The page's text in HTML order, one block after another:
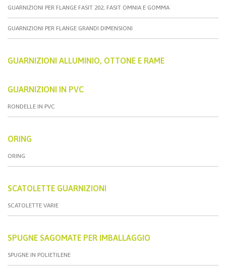
GUARNIZIONI PER FLANGE FASIT 202, FASIT OMNIA E GOMMA
GUARNIZIONI PER FLANGE GRANDI DIMENSIONI
GUARNIZIONI ALLUMINIO, OTTONE E RAME
GUARNIZIONI IN PVC
RONDELLE IN PVC
ORING
ORING
SCATOLETTE GUARNIZIONI
SCATOLETTE VARIE
SPUGNE SAGOMATE PER IMBALLAGGIO
SPUGNE IN POLIETILENE